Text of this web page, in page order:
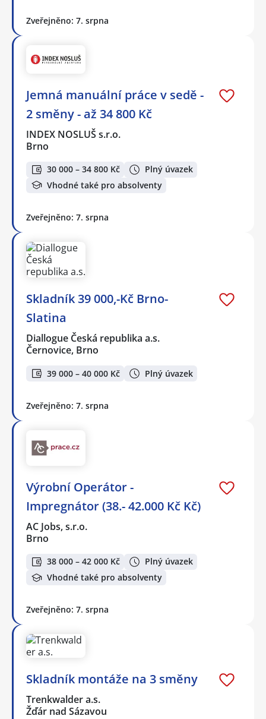
Zveřejněno: 7. srpna
Jemná manuální práce v sedě -
2 směny - až 34 800 Kč
INDEX NOSLUŠ s.r.o.
Brno
30 000 – 34 800 Kč
Plný úvazek
Vhodné také pro absolventy
Zveřejněno: 7. srpna
Skladník 39 000,-Kč Brno-
Slatina
Diallogue Česká republika a.s.
Černovice, Brno
39 000 – 40 000 Kč Plný úvazek
Zveřejněno: 7. srpna
Výrobní Operátor -
Impregnátor (38.- 42.000 Kč Kč)
AC Jobs, s.r.o.
Brno
38 000 – 42 000 Kč
Plný úvazek
Vhodné také pro absolventy
Zveřejněno: 7. srpna
Skladník montáže na 3 směny
Trenkwalder a.s.
Žďár nad Sázavou